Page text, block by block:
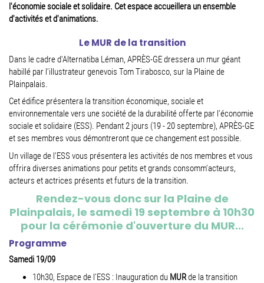
l'économie sociale et solidaire. Cet espace accueillera un ensemble
d'activités et d'animations.
Le MUR de la transition
Dans le cadre d'Alternatiba Léman, APRÈS-GE dressera un mur géant
habillé par l'illustrateur genevois Tom Tirabosco, sur la Plaine de
Plainpalais.
Cet édifice présentera la transition économique, sociale et
environnementale vers une société de la durabilité offerte par l'économie
sociale et solidaire (ESS). Pendant 2 jours (19 - 20 septembre), APRÈS-GE
et ses membres vous démontreront que ce changement est possible.
Un village de l'ESS vous présentera les activités de nos membres et vous
offrira diverses animations pour petits et grands consomm'acteurs,
acteurs et actrices présents et futurs de la transition.
Rendez-vous donc sur la Plaine de
Plainpalais, le samedi 19 septembre à 10h30
pour la cérémonie d'ouverture du MUR...
Programme
Samedi 19/09
10h30, Espace de l'ESS : Inauguration du MURde la transition